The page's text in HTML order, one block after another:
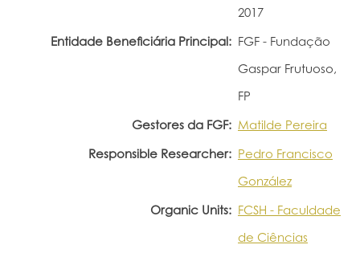
2017
Entidade Beneficiária Principal: FGF - Fundação
Gaspar Frutuoso,
FP
Gestores da FGF: Matilde Pereira
Responsible Researcher: Pedro Francisco
González
Organic Units: FCSH - Faculdade
de Ciências